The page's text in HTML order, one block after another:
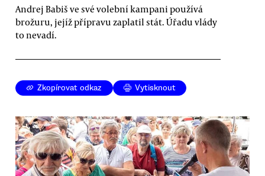
Andrej Babiš ve své volební kampani používá
brožuru, jejíž přípravu zaplatil stát. Úřadu vlády
to nevadí.
Zkopírovat odkaz Vytisknout